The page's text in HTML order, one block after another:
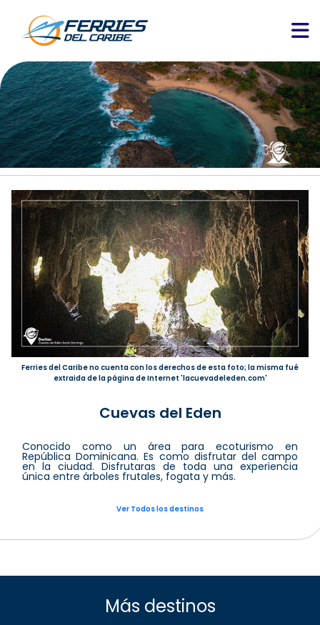
Ferries del Caribe no cuenta con los derechos de esta foto; la misma fué
extraida de la página de Internet 'lacuevadeleden.com'
Cuevas del Eden
Conocido como un área para ecoturismo en
República Dominicana. Es como disfrutar del campo
en la ciudad. Disfrutaras de toda una experiencia
única entre árboles frutales, fogata y más.
Ver Todos los destinos
Más destinos